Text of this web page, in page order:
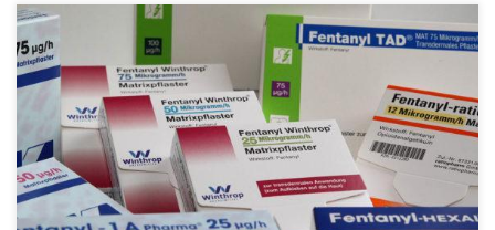
Osoby cierpiące na zapalenie stawów przodują w stosowaniu
cannabis jako leku przeciwbólowego. Według szacunków, co
najmniej 54 miliony dorosłych Amerykanów zostało
zdiagnozowanych przez lekarzy pod kątem zapalenia stawów.
Wiele z tych osób zwraca się do marihuany, aby leczyć bolesne
objawy, stany zapalne i wahania nastroju. I okazuje się, że
marihuana […]